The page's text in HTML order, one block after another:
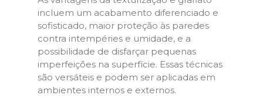
incluem um acabamento diferenciado e
sofisticado, maior proteção às paredes
contra intempéries e umidade, e a
possibilidade de disfarçar pequenas
imperfeições na superfície. Essas técnicas
são versáteis e podem ser aplicadas em
ambientes internos e externos.